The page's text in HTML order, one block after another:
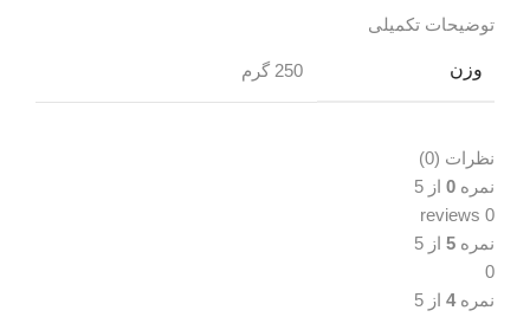
توضیحات تکمیلی
وزن 250 گرم
نظرات (0)
نمره 0 از 5
0 reviews
نمره 5 از 5
0
نمره4 از 5